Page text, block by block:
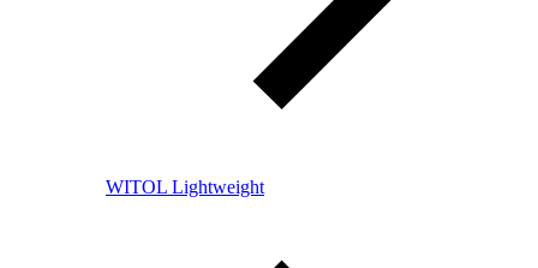
WITOL Lightweight